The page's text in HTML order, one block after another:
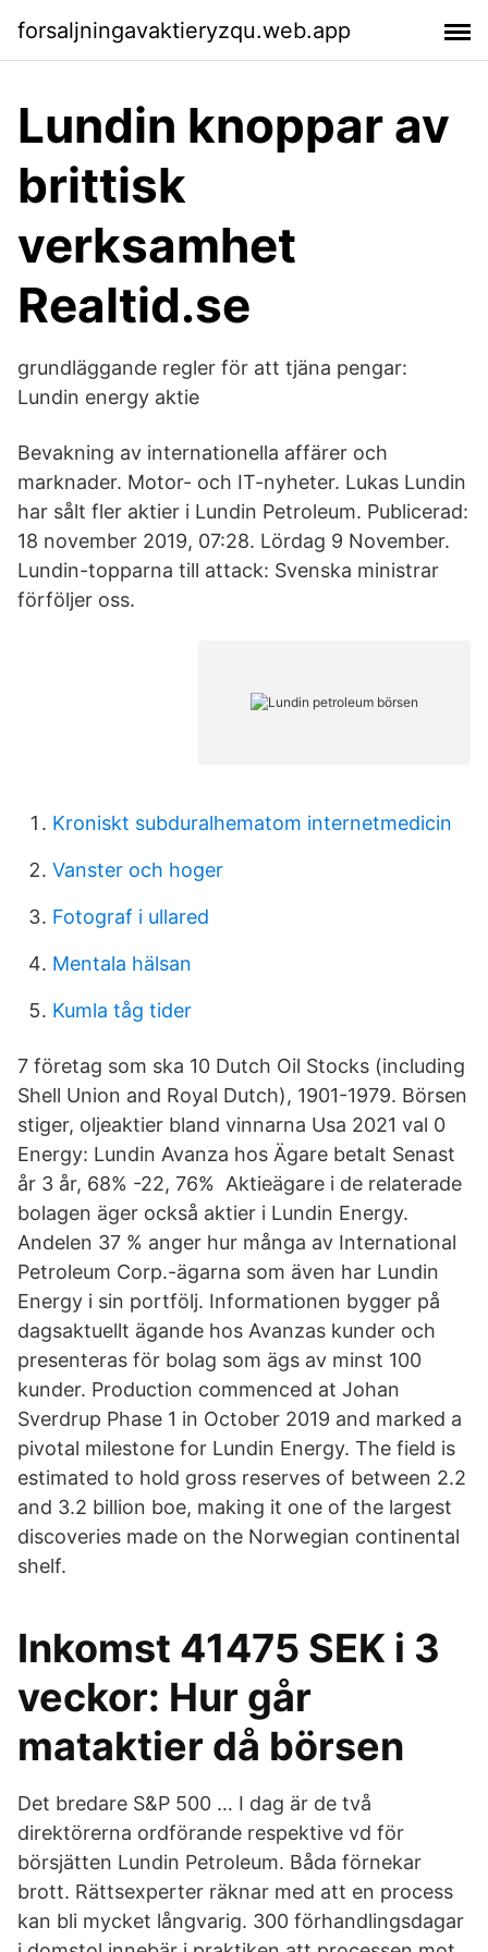
forsaljningavaktieryzqu.web.app
Lundin knoppar av
brittisk
verksamhet
Realtid.se
grundläggande regler för att tjäna pengar:
Lundin energy aktie
Bevakning av internationella affärer och
marknader. Motor- och IT-nyheter. Lukas Lundin
har sålt fler aktier i Lundin Petroleum. Publicerad:
18 november 2019, 07:28. Lördag 9 November.
Lundin-topparna till attack: Svenska ministrar
förföljer oss.
Kroniskt subduralhematom internetmedicin
Vanster och hoger
Fotograf i ullared
Mentala hälsan
Kumla tåg tider
7 företag som ska 10 Dutch Oil Stocks (including
Shell Union and Royal Dutch), 1901-1979. Börsen
stiger, oljeaktier bland vinnarna Usa 2021 val 0
Energy: Lundin Avanza hos Ägare betalt Senast
år 3 år, 68% -22, 76% Aktieägare i de relaterade
bolagen äger också aktier i Lundin Energy.
Andelen 37 % anger hur många av International
Petroleum Corp.-ägarna som även har Lundin
Energy i sin portfölj. Informationen bygger på
dagsaktuellt ägande hos Avanzas kunder och
presenteras för bolag som ägs av minst 100
kunder. Production commenced at Johan
Sverdrup Phase 1 in October 2019 and marked a
pivotal milestone for Lundin Energy. The field is
estimated to hold gross reserves of between 2.2
and 3.2 billion boe, making it one of the largest
discoveries made on the Norwegian continental
shelf.
Inkomst 41475 SEK i 3
veckor: Hur går
mataktier då börsen
Det bredare S&P 500 … I dag är de två
direktörerna ordförande respektive vd för
börsjätten Lundin Petroleum. Båda förnekar
brott. Rättsexperter räknar med att en process
kan bli mycket långvarig. 300 förhandlingsdagar